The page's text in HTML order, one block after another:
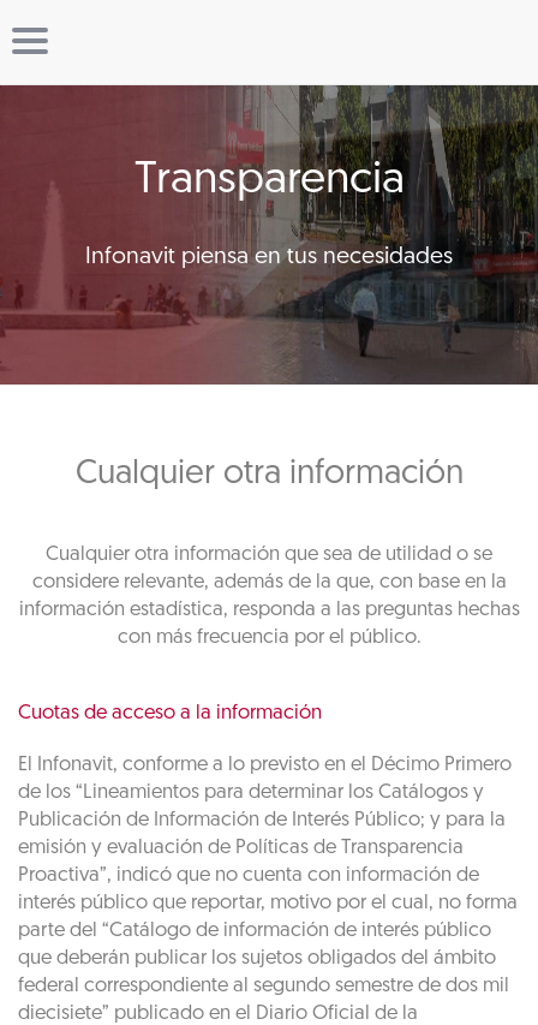
Transparencia
Infonavit piensa en tus necesidades
Cualquier otra información
Cualquier otra información que sea de utilidad o se
considere relevante, además de la que, con base en la
información estadística, responda a las preguntas hechas
con más frecuencia por el público.
Cuotas de acceso a la información
El Infonavit, conforme a lo previsto en el Décimo Primero
de los “Lineamientos para determinar los Catálogos y
Publicación de Información de Interés Público; y para la
emisión y evaluación de Políticas de Transparencia
Proactiva”, indicó que no cuenta con información de
interés público que reportar, motivo por el cual, no forma
parte del “Catálogo de información de interés público
que deberán publicar los sujetos obligados del ámbito
federal correspondiente al segundo semestre de dos mil
diecisiete” publicado en el Diario Oficial de la